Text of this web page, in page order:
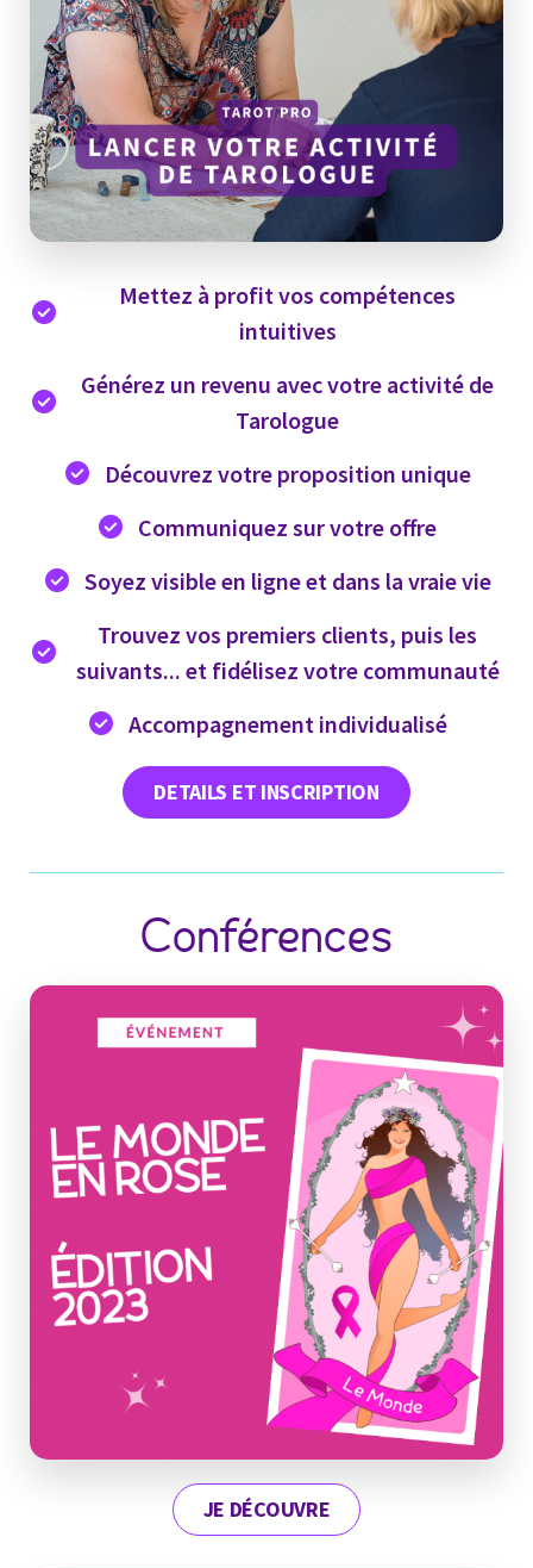
Mettez à profit vos compétences
intuitives
Générez un revenu avec votre activité de
Tarologue
Découvrez votre proposition unique
Communiquez sur votre offre
Soyez visible en ligne et dans la vraie vie
Trouvez vos premiers clients, puis les
suivants... et fidélisez votre communauté
Accompagnement individualisé
DETAILS ET INSCRIPTION
Conférences
JE DÉCOUVRE